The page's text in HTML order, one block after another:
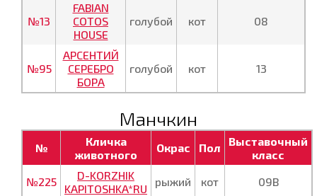
№13
FABIAN
COTOS
HOUSE
голубой кот 08
№95
АРСЕНТИЙ
СЕРЕБРО
БОРА
голубой кот 13
Манчкин
№
Кличка
животного
Окрас Пол
Выставочный
класс
№225
D-KORZHIK
KAPITOSHKA*RU
рыжий кот 09В